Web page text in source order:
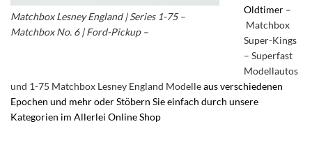
Matchbox Lesney England | Series 1-75 –
Matchbox No. 6 | Ford-Pickup –
Oldtimer –
Matchbox
Super-Kings
– Superfast
Modellautos
und 1-75 Matchbox Lesney England Modelleaus verschiedenen
Epochen und mehr oder Stöbern Sie einfach durch unsere
Kategorien im Allerlei Online Shop